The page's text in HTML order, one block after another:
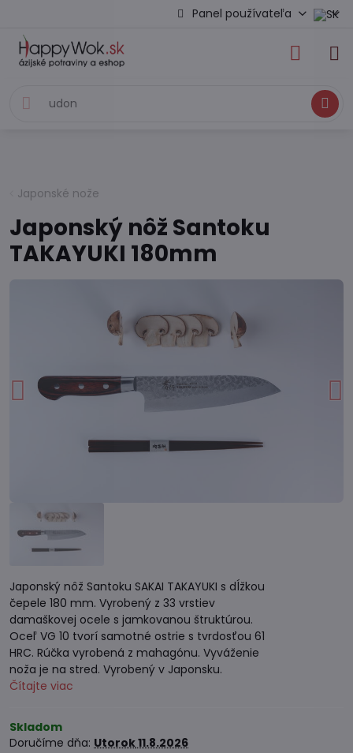
Panel používateľa
Hľadať
Japonské nože
Japonský nôž Santoku
TAKAYUKI 180mm
Japonský nôž Santoku SAKAI TAKAYUKI s dĺžkou
čepele 180 mm. Vyrobený z 33 vrstiev
damaškovej ocele s jamkovanou štruktúrou.
Oceľ VG 10 tvorí samotné ostrie s tvrdosťou 61
HRC. Rúčka vyrobená z mahagónu. Vyváženie
noža je na stred. Vyrobený v Japonsku.
Čítajte viac
Skladom
Doručíme dňa: Utorok11.8.2026